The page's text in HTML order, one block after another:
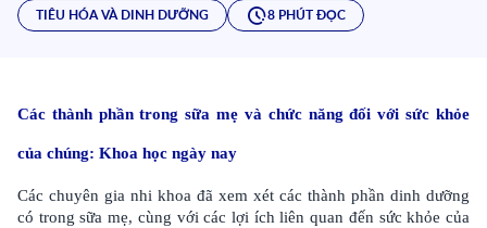
TIÊU HÓA VÀ DINH DƯỠNG 8 PHÚT ĐỌC
Các thành phần trong sữa mẹ và chức năng đối với sức khỏe
của chúng: Khoa học ngày nay
Các chuyên gia nhi khoa đã xem xét các thành phần dinh dưỡng
có trong sữa mẹ, cùng với các lợi ích liên quan đến sức khỏe của